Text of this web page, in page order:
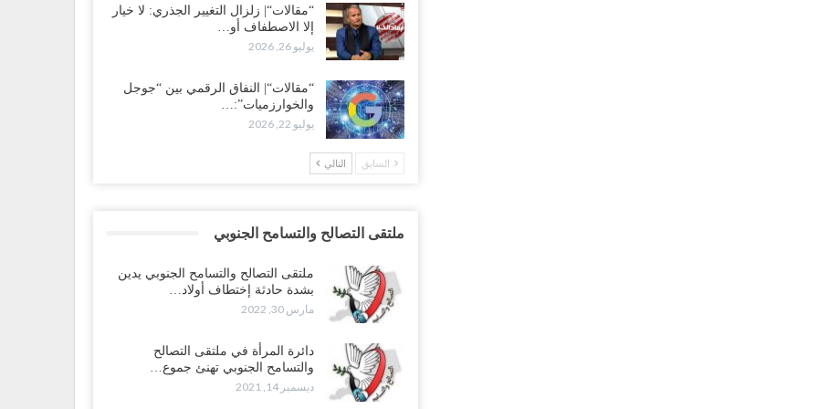
“مقالات“| زلزال التغيير الجذري: لا خيار
إلا الاصطفاف أو…
يوليو 26, 2026
“مقالات“| النفاق الرقمي بين “جوجل
والخوارزميات”:…
يوليو 22, 2026
السابق التالي
ملتقى التصالح والتسامح الجنوبي
ملتقى التصالح والتسامح الجنوبي يدين
بشدة حادثة إختطاف أولاد…
مارس 30, 2022
دائرة المرأة في ملتقى التصالح
والتسامح الجنوبي تهنئ جموع…
ديسمبر 14, 2021